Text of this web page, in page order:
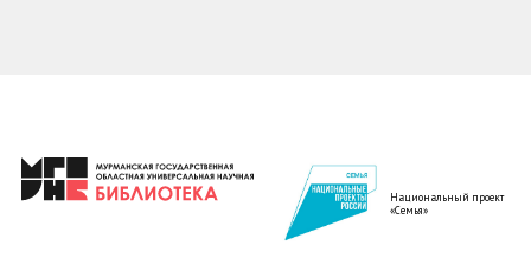
Национальный проект
«Семья»